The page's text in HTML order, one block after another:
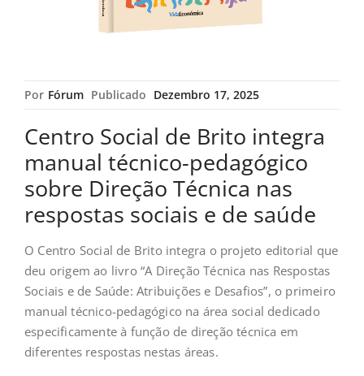
Por Fórum Publicado Dezembro 17, 2025
Centro Social de Brito integra
manual técnico-pedagógico
sobre Direção Técnica nas
respostas sociais e de saúde
O Centro Social de Brito integra o projeto editorial que
deu origem ao livro “A Direção Técnica nas Respostas
Sociais e de Saúde: Atribuições e Desafios”, o primeiro
manual técnico-pedagógico na área social dedicado
especificamente à função de direção técnica em
diferentes respostas nestas áreas.